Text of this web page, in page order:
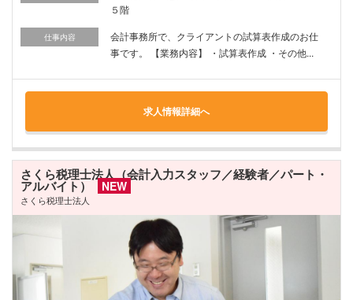
５階
仕事内容
会計事務所で、クライアントの試算表作成のお仕
事です。 【業務内容】 ・試算表作成 ・その他...
求人情報詳細へ
さくら税理士法人（会計入力スタッフ／経験者／パート・
アルバイト） NEW
さくら税理士法人